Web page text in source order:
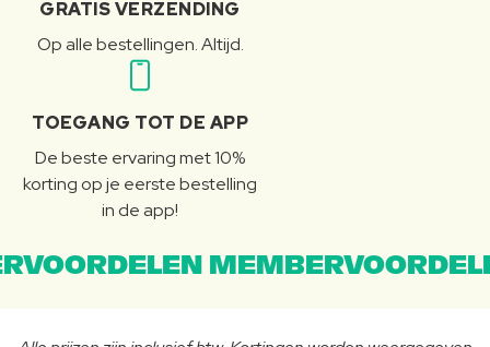
GRATIS VERZENDING
Op alle bestellingen. Altijd.
TOEGANG TOT DE APP
De beste ervaring met 10%
korting op je eerste bestelling
in de app!